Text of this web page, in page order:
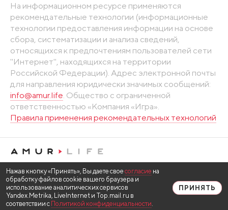
На информационном ресурсе применяются
рекомендательные технологии (информационные
технологии предоставления информации на основе
сбора, систематизации и анализа сведений,
относящихся к предпочтениям пользователей сети
"Интернет", находящихся на территории
Российской Федерации). Адрес электронной почты
для направления юридически значимых сообщений:
info@amur.life. Общество с ограниченной
ответственностью «Компания «Игра».
Правила применения рекомендательных технологий
Нажав кнопку «Принять», Вы даете свое согласие на
обработку файлов cookie вашего браузера и
использование аналитических сервисов
Yandex.Metrika, LiveInternet и Top.mail.ru в
соответствии с Политикой конфиденциальности.
ПРИНЯТЬ